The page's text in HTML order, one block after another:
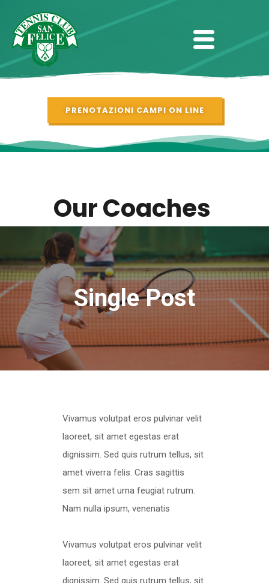
PRENOTAZIONI CAMPI ON LINE
Our Coaches
Single Post
Vivamus volutpat eros pulvinar velit
laoreet, sit amet egestas erat
dignissim. Sed quis rutrum tellus, sit
amet viverra felis. Cras sagittis
sem sit amet urna feugiat rutrum.
Nam nulla ipsum, venenatis
Vivamus volutpat eros pulvinar velit
laoreet, sit amet egestas erat
dignissim. Sed quis rutrum tellus, sit